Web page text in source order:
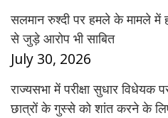
सलमान रुश्दी पर हमले के मामले में
से जुड़े आरोप भी साबित
July 30, 2026
राज्यसभा में परीक्षा सुधार विधेयक
छात्रों के गुस्से को शांत करने के